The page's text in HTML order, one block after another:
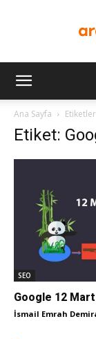
Ana Sayfa Etiketler
Etiket:
SEO
Google 12
İsmail Emrah